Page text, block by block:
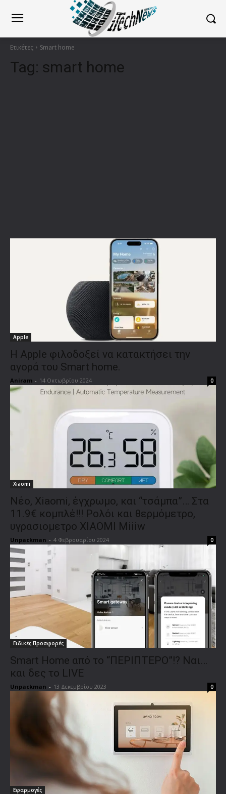
Ετικέτες Smart home
Tag: smart home
Apple
Η Apple φιλοδοξεί να κατακτήσει την
αγορά του Smart home.
Aniram - 14 Οκτωβρίου 2024 0
Xiaomi
Νέο, Xiaomi, έγχρωμο, και “τσάμπα”… Στα
11.9€ κομπλέ!!! Ρολόι και θερμόμετρο,
υγρασιομετρο XIAOMI Miiiw
Unpackman - 4 Φεβρουαρίου 2024 0
Ειδικές Προσφορές
Smart Home από το “ΠΕΡΙΠΤΕΡΟ”!? Ναι…
και δες το LIVE
Unpackman - 13 Δεκεμβρίου 2023 0
Εφαρμογές